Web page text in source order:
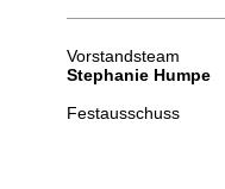
Vorstandsteam
Stephanie Humpe
Festausschuss